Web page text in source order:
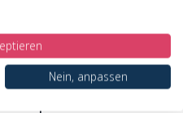
die halbe
du denNein, anpassen